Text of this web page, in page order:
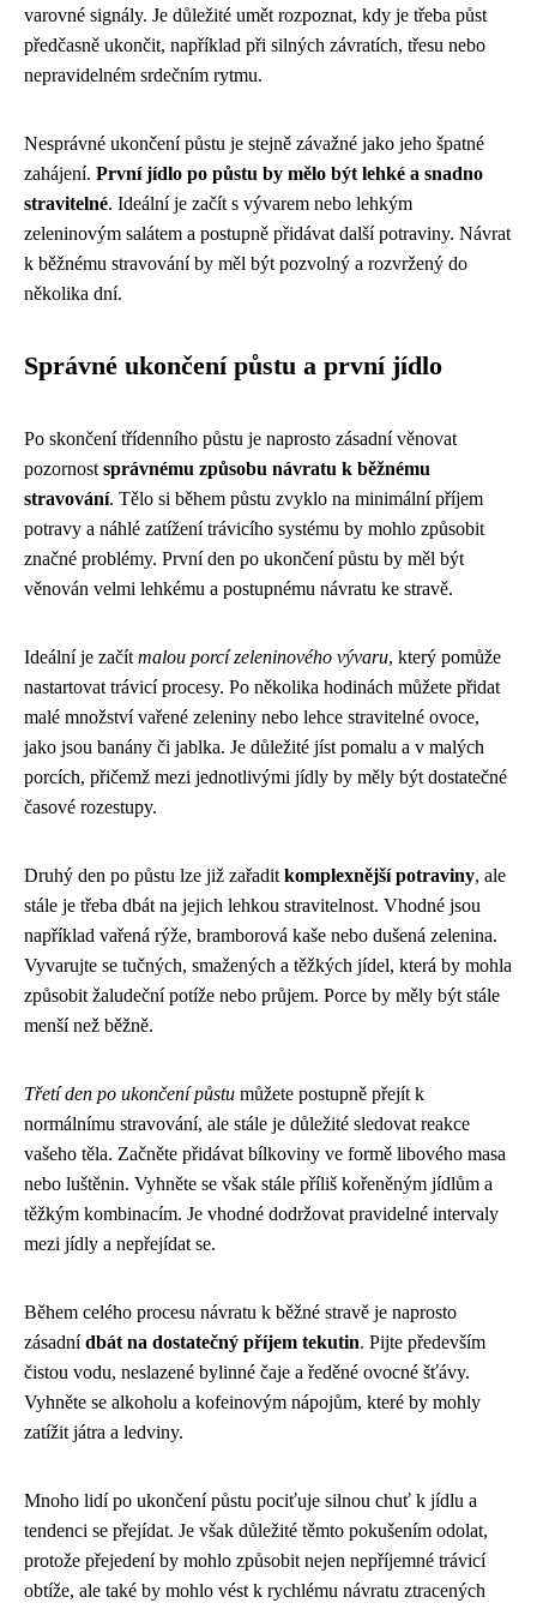
varovné signály. Je důležité umět rozpoznat, kdy je třeba půst
předčasně ukončit, například při silných závratích, třesu nebo
nepravidelném srdečním rytmu.
Nesprávné ukončení půstu je stejně závažné jako jeho špatné
zahájení. První jídlo po půstu by mělo být lehké a snadno
stravitelné. Ideální je začít s vývarem nebo lehkým
zeleninovým salátem a postupně přidávat další potraviny. Návrat
k běžnému stravování by měl být pozvolný a rozvržený do
několika dní.
Správné ukončení půstu a první jídlo
Po skončení třídenního půstu je naprosto zásadní věnovat
pozornost správnému způsobu návratu k běžnému
stravování. Tělo si během půstu zvyklo na minimální příjem
potravy a náhlé zatížení trávicího systému by mohlo způsobit
značné problémy. První den po ukončení půstu by měl být
věnován velmi lehkému a postupnému návratu ke stravě.
Ideální je začít malou porcí zeleninového vývaru, který pomůže
nastartovat trávicí procesy. Po několika hodinách můžete přidat
malé množství vařené zeleniny nebo lehce stravitelné ovoce,
jako jsou banány či jablka. Je důležité jíst pomalu a v malých
porcích, přičemž mezi jednotlivými jídly by měly být dostatečné
časové rozestupy.
Druhý den po půstu lze již zařadit komplexnější potraviny, ale
stále je třeba dbát na jejich lehkou stravitelnost. Vhodné jsou
například vařená rýže, bramborová kaše nebo dušená zelenina.
Vyvarujte se tučných, smažených a těžkých jídel, která by mohla
způsobit žaludeční potíže nebo průjem. Porce by měly být stále
menší než běžně.
Třetí den po ukončení půstu můžete postupně přejít k
normálnímu stravování, ale stále je důležité sledovat reakce
vašeho těla. Začněte přidávat bílkoviny ve formě libového masa
nebo luštěnin. Vyhněte se však stále příliš kořeněným jídlům a
těžkým kombinacím. Je vhodné dodržovat pravidelné intervaly
mezi jídly a nepřejídat se.
Během celého procesu návratu k běžné stravě je naprosto
zásadnídbát na dostatečný příjem tekutin. Pijte především
čistou vodu, neslazené bylinné čaje a ředěné ovocné šťávy.
Vyhněte se alkoholu a kofeinovým nápojům, které by mohly
zatížit játra a ledviny.
Mnoho lidí po ukončení půstu pociťuje silnou chuť k jídlu a
tendenci se přejídat. Je však důležité těmto pokušením odolat,
protože přejedení by mohlo způsobit nejen nepříjemné trávicí
obtíže, ale také by mohlo vést k rychlému návratu ztracených